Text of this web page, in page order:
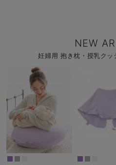
NEW
妊婦用 抱き枕・授乳クッ